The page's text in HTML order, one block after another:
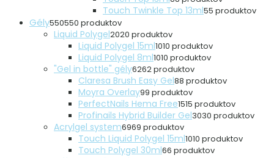
Touch Twinkle Top 13ml55 produktov
Gély550550 produktov
Liquid Polygel2020 produktov
Liquid Polygel 15ml1010 produktov
Liquid Polygel 8ml1010 produktov
"Gel in bottle" gély6262 produktov
Claresa Brush Easy Gel88 produktov
Moyra Overlay99 produktov
PerfectNails Hema Free1515 produktov
Profinails Hybrid Builder Gel3030 produktov
Acrylgel system6969 produktov
Touch Liquid Polygel 15ml1010 produktov
Touch Polygel 30ml66 produktov